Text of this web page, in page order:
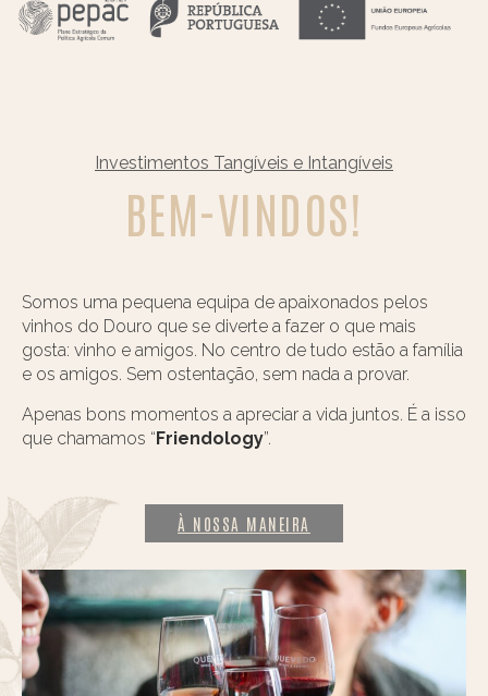
Investimentos Tangíveis e Intangíveis
BEM-VINDOS!
Somos uma pequena equipa de apaixonados pelos
vinhos do Douro que se diverte a fazer o que mais
gosta: vinho e amigos. No centro de tudo estão a família
e os amigos. Sem ostentação, sem nada a provar.
Apenas bons momentos a apreciar a vida juntos. É a isso
que chamamos “Friendology”.
À NOSSA MANEIRA